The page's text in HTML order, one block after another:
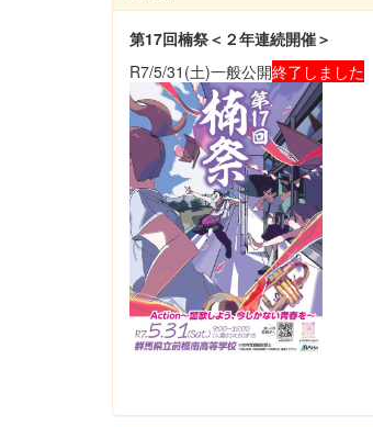
第17回楠祭＜２年連続開催＞
R7/5/31(土)一般公開終了しました